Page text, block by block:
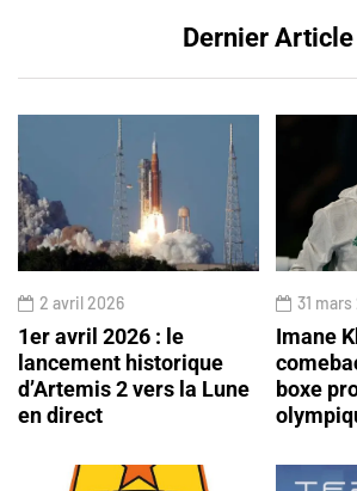
Dernier Article
2 avril 2026
1er avril 2026 : le
lancement historique
d’Artemis 2 vers la Lune
en direct
31
Imane
boxe